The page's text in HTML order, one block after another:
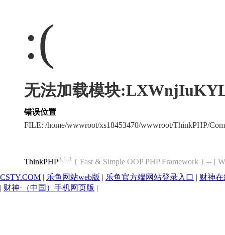
:(
无法加载模块
错误位置
FILE: /home/wwwroot/xs18453470/wwwroot/ThinkPHP/
ThinkPHP3.1.3 { Fast & Simple OOP PHP Framework } -- [
CSTY.COM | 乐鱼网站web版 | 乐鱼官方端网站登录入口 | 财神
| 财神·（中国）手机网页版 |